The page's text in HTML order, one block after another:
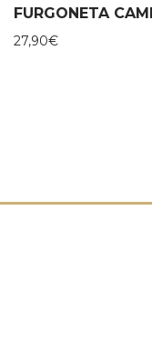
FURGONETA
27,90€